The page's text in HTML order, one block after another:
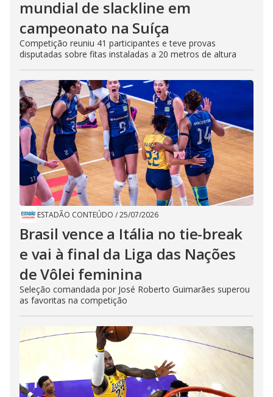
mundial de slackline em
campeonato na Suíça
Competição reuniu 41 participantes e teve provas
disputadas sobre fitas instaladas a 20 metros de altura
ESTADÃO CONTEÚDO /25/07/2026
Brasil vence a Itália no tie-break
e vai à final da Liga das Nações
de Vôlei feminina
Seleção comandada por José Roberto Guimarães superou
as favoritas na competição